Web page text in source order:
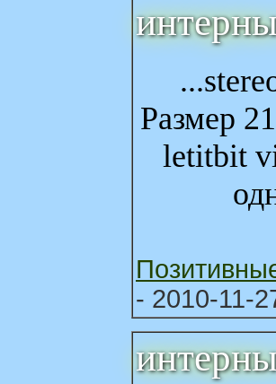
Размер
letitbit
- 2010-11-